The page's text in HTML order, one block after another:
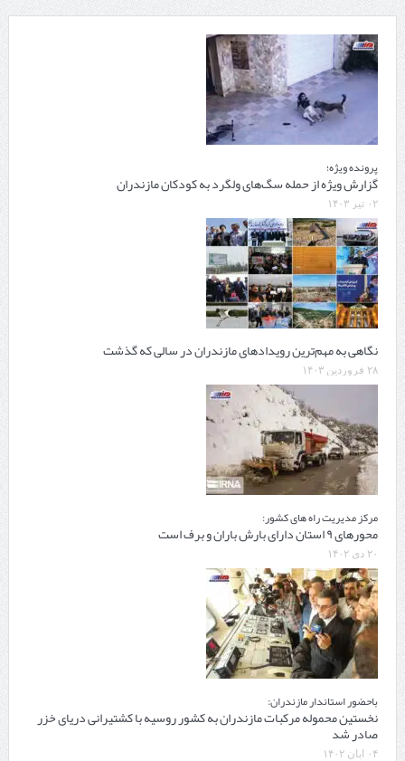
پرونده ویژه؛
گزارش ویژه از حمله سگ‌های ولگرد به کودکان مازندران
۰۲ تیر ۱۴۰۳
نگاهی به مهم‌‎ترین رویدادهای مازندران در سالی که گذشت
۲۸ فروردین ۱۴۰۳
مرکز مدیریت راه های کشور:
محورهای ۹ استان دارای بارش باران و برف است
۲۰ دی ۱۴۰۲
باحضور استاندار مازندران:
نخستین محموله مرکبات مازندران به کشور روسیه با کشتیرانی دریای خزر
صادر شد
۰۴ آبان ۱۴۰۲